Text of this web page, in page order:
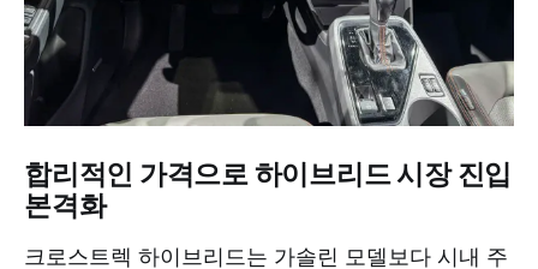
합리적인 가격으로 하이브리드 시장 진입
본격화
크로스트렉 하이브리드는 가솔린 모델보다 시내 주